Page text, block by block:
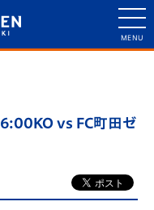
vs FC町田ゼ